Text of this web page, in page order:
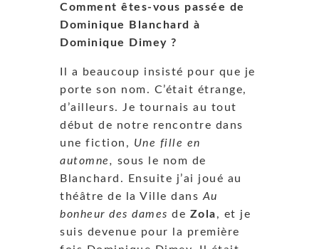
Comment êtes-vous passée de
Dominique Blanchard à
Dominique Dimey ?
Il a beaucoup insisté pour que je
porte son nom. C’était étrange,
d’ailleurs. Je tournais au tout
début de notre rencontre dans
une fiction, Une fille en
automne, sous le nom de
Blanchard. Ensuite j’ai joué au
théâtre de la Ville dans Au
bonheur des dames de Zola, et je
suis devenue pour la première